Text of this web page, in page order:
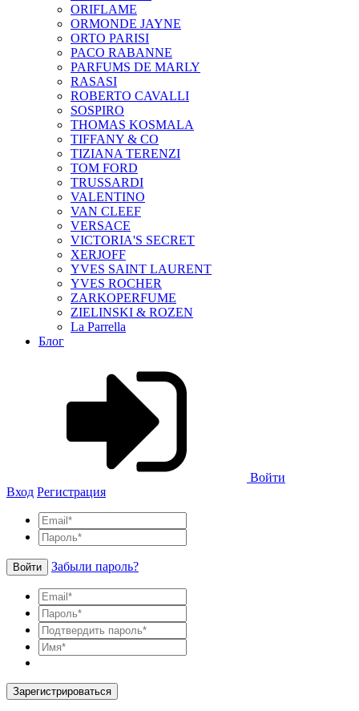
ORIFLAME
ORMONDE JAYNE
ORTO PARISI
PACO RABANNE
PARFUMS DE MARLY
RASASI
ROBERTO CAVALLI
SOSPIRO
THOMAS KOSMALA
TIFFANY & CO
TIZIANA TERENZI
TOM FORD
TRUSSARDI
VALENTINO
VAN CLEEF
VERSACE
VICTORIA'S SECRET
XERJOFF
YVES SAINT LAURENT
YVES ROCHER
ZARKOPERFUME
ZIELINSKI & ROZEN
La Parrella
Блог
Войти
Вход Регистрация
Войти Забыли пароль?
Зарегистрироваться